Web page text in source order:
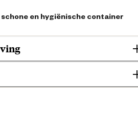
en hygiënische container